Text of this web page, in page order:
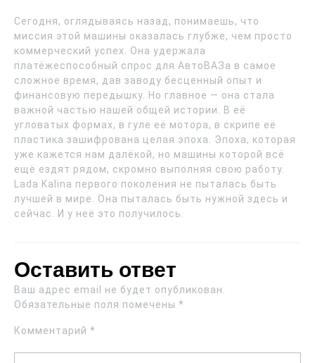
Сегодня, оглядываясь назад, понимаешь, что
миссия этой машины оказалась глубже, чем просто
коммерческий успех. Она удержала
платёжеспособный спрос для АвтоВАЗа в самое
сложное время, дав заводу бесценный опыт и
финансовую передышку. Но главное — она стала
важной частью нашей общей истории. В её
угловатых формах, в гуле её мотора, в скрипе её
пластика зашифрована целая эпоха. Эпоха, которая
уже кажется нам далёкой, но машины которой всё
ещё ездят рядом, скромно выполняя свою работу.
Lada Kalina первого поколения не пыталась быть
лучшей в мире. Она пыталась быть нужной здесь и
сейчас. И у неё это получилось.
Оставить ответ
Ваш адрес email не будет опубликован.
Обязательные поля помечены *
Комментарий *